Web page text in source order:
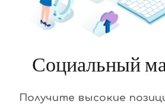
Социальный
Получите высокие